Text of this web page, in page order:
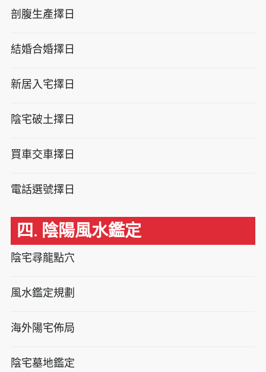
剖腹生產擇日
結婚合婚擇日
新居入宅擇日
陰宅破土擇日
買車交車擇日
電話選號擇日
四. 陰陽風水鑑定
陰宅尋龍點穴
風水鑑定規劃
海外陽宅佈局
陰宅墓地鑑定